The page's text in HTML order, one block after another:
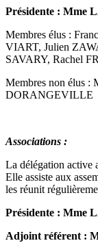
Présidente : Mme
Membres élus :
VIART, Julien
SAVARY, Rachel
Membres non élus :
DORANGEVILLE
Associations :
La délégation active
Elle assiste aux
les réunit
Présidente : Mme
Adjoint référent :